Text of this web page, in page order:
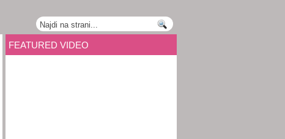
FEATURED VIDEO